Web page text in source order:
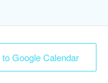
to Google Calendar